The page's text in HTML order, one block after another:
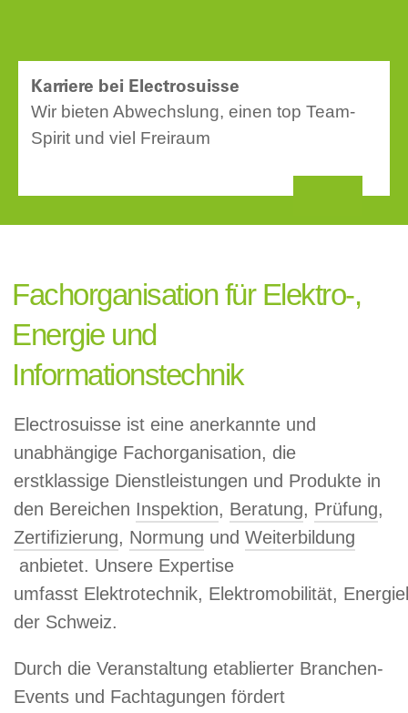
Karriere bei Electrosuisse
Wir bieten Abwechslung, einen top Team-
Spirit und viel Freiraum
Fachorganisation für Elektro-,
Energie und
Informationstechnik
Electrosuisse ist eine anerkannte und
unabhängige Fachorganisation, die
erstklassige Dienstleistungen und Produkte in
den Bereichen Inspektion, Beratung, Prüfung,
Zertifizierung, Normung und Weiterbildung
anbietet. Unsere Expertise
umfasst Elektrotechnik, Elektromobilität,
der Schweiz.
Durch die Veranstaltung etablierter Branchen-
Events und Fachtagungen fördert